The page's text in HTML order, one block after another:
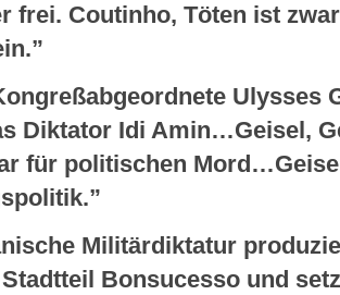
frei. Coutinho, Töten ist
Ulysses
Diktator Idi Amin…Geisel,
für politischen
Militärdiktatur
Bonsucesso und